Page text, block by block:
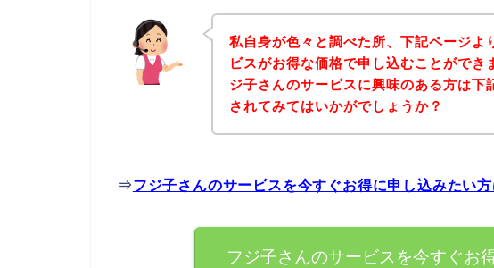
私自身が色々と調べた所、下記ページよ
ビスがお得な価格で申し込むことができ
ジ子さんのサービスに興味のある方は下
されてみてはいかがでしょうか？
⇒フジ子さんのサービスを今すぐお得に申し込みたい方
フジ子さんのサービスを今すぐお